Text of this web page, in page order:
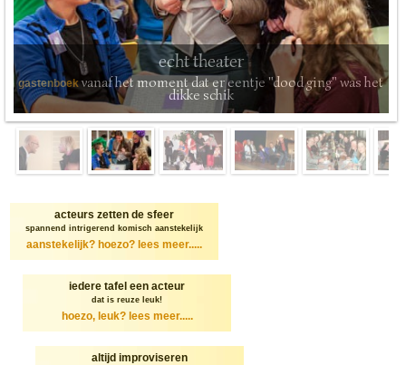
echt theater
gastenboekvanaf het moment dat er eentje "dood ging" was het
dikke schik
acteurs zetten de sfeer
spannend intrigerend komisch aanstekelijk
aanstekelijk? hoezo? lees meer.....
iedere tafel een acteur
dat is reuze leuk!
hoezo, leuk? lees meer.....
altijd improviseren